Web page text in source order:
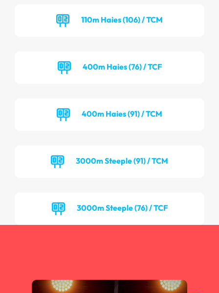
110m Haies (106) / TCM
400m Haies (76) / TCF
400m Haies (91) / TCM
3000m Steeple (91) / TCM
3000m Steeple (76) / TCF